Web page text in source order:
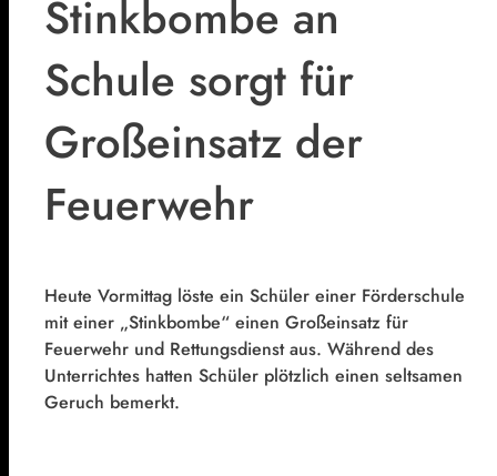
Stinkbombe an
Schule sorgt für
Großeinsatz der
Feuerwehr
Heute Vormittag löste ein Schüler einer Förderschule
mit einer „Stinkbombe“ einen Großeinsatz für
Feuerwehr und Rettungsdienst aus. Während des
Unterrichtes hatten Schüler plötzlich einen seltsamen
Geruch bemerkt.